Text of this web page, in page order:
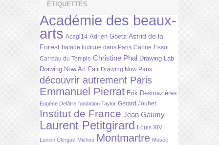
ÉTIQUETTES
Académie des beaux-
arts Acagl14 Adrien Goetz Astrid de la
Forest balade ludique dans Paris Carine Tissot
Carreau du Temple Christine Phal Drawing Lab
Drawing Now Art Fair Drawing Now Paris
découvrir autrement Paris
Emmanuel Pierrat Erik Desmazières
Eugène Delâtre fondation Taylor Gérard Jouhet
Institut de France Jean Gaumy
Laurent Petitgirard Louis XIV
Lucien Clergue Michou Montmartre Musée